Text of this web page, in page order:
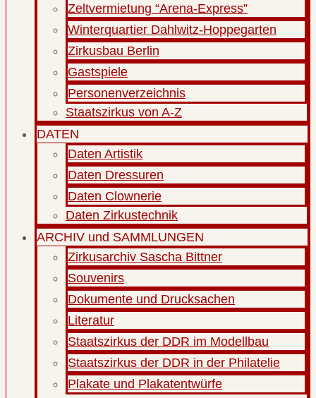
Zeltvermietung “Arena-Express”
Winterquartier Dahlwitz-Hoppegarten
Zirkusbau Berlin
Gastspiele
Personenverzeichnis
Staatszirkus von A-Z
DATEN
Daten Artistik
Daten Dressuren
Daten Clownerie
Daten Zirkustechnik
ARCHIV und SAMMLUNGEN
Zirkusarchiv Sascha Bittner
Souvenirs
Dokumente und Drucksachen
Literatur
Staatszirkus der DDR im Modellbau
Staatszirkus der DDR in der Philatelie
Plakate und Plakatentwürfe